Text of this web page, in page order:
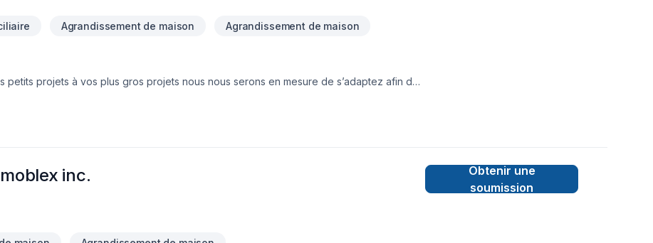
Agrandissement de maison Agrandissement de maison
petits projets à vos plus gros projets nous nous serons en mesure de s’adaptez afin de
inc.
Obtenir une
soumission